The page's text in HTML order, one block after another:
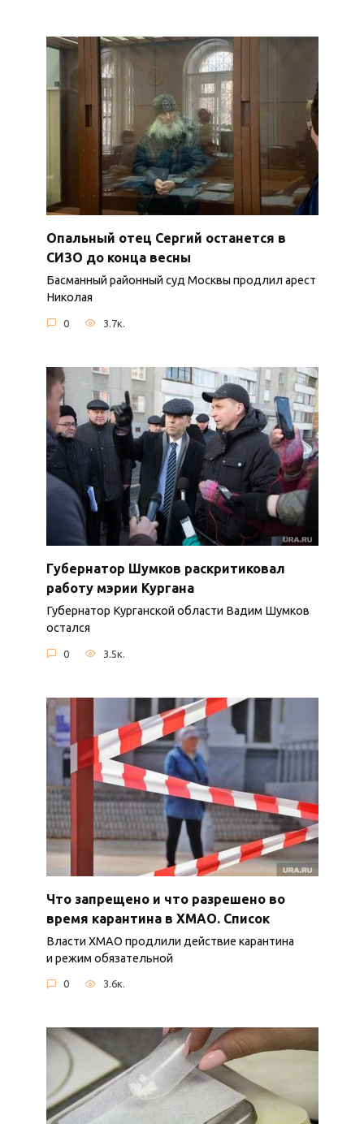
Опальный отец Сергий останется в
СИЗО до конца весны
Басманный районный суд Москвы продлил арест
Николая
0 3.7к.
Губернатор Шумков раскритиковал
работу мэрии Кургана
Губернатор Курганской области Вадим Шумков
остался
0 3.5к.
Что запрещено и что разрешено во
время карантина в ХМАО. Список
Власти ХМАО продлили действие карантина
и режим обязательной
0 3.6к.